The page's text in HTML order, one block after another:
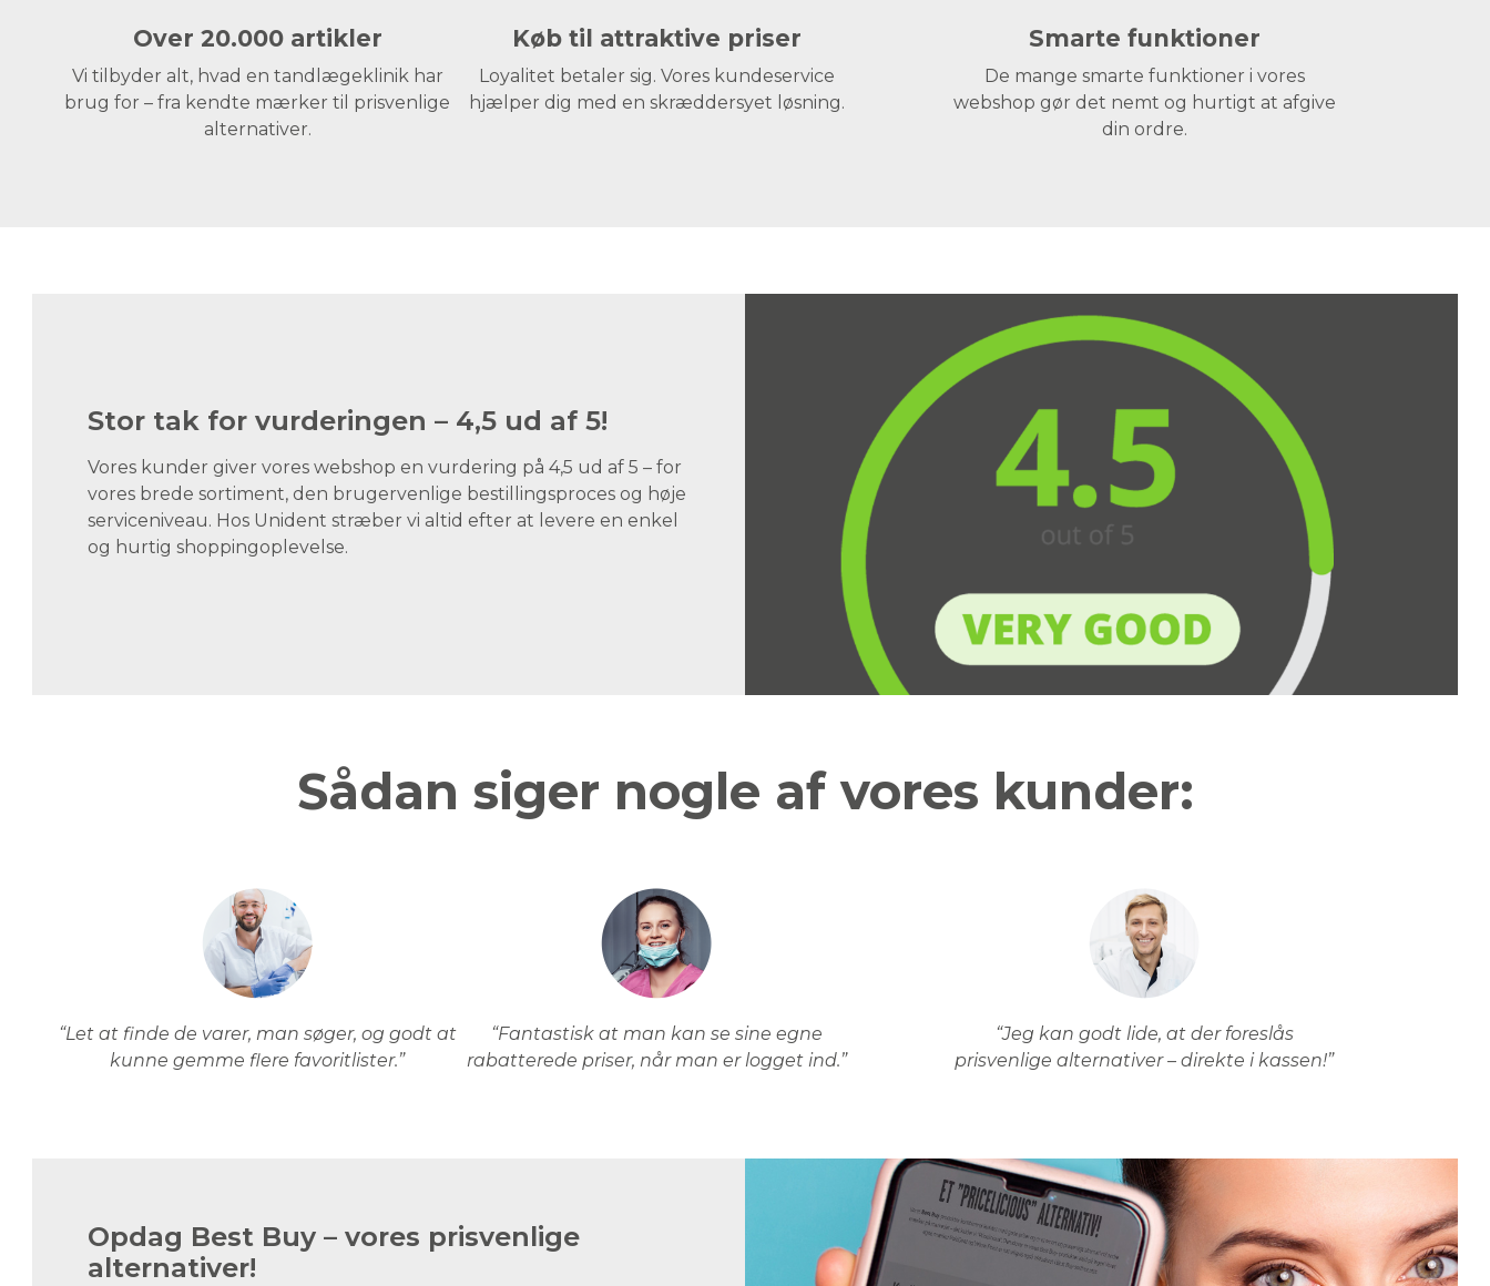
Over 20.000 artikler
Vi tilbyder alt, hvad en tandlægeklinik har
brug for – fra kendte mærker til prisvenlige
alternativer.
Køb til attraktive priser
Loyalitet betaler sig. Vores kundeservice
hjælper dig med en skræddersyet løsning.
Smarte funktioner
De mange smarte funktioner i vores
webshop gør det nemt og hurtigt at afgive
din ordre.
Stor tak for vurderingen – 4,5 ud af 5!
Vores kunder giver vores webshop en vurdering på 4,5 ud af 5 – for
vores brede sortiment, den brugervenlige bestillingsproces og høje
serviceniveau. Hos Unident stræber vi altid efter at levere en enkel
og hurtig shoppingoplevelse.
Sådan siger nogle af vores kunder:
“Let at finde de varer, man søger, og godt at
kunne gemme flere favoritlister.”
“Fantastisk at man kan se sine egne
rabatterede priser, når man er logget ind.”
“Jeg kan godt lide, at der foreslås
prisvenlige alternativer – direkte i kassen!”
Opdag Best Buy – vores prisvenlige
alternativer!